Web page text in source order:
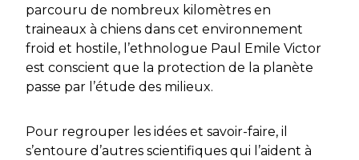
parcouru de nombreux kilomètres en
traineaux à chiens dans cet environnement
froid et hostile, l’ethnologue Paul Emile Victor
est conscient que la protection de la planète
passe par l’étude des milieux.
Pour regrouper les idées et savoir-faire, il
s’entoure d’autres scientifiques qui l’aident à